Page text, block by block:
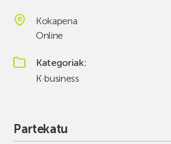
Kokapena
Online
Kategoriak
K·business
Partekatu